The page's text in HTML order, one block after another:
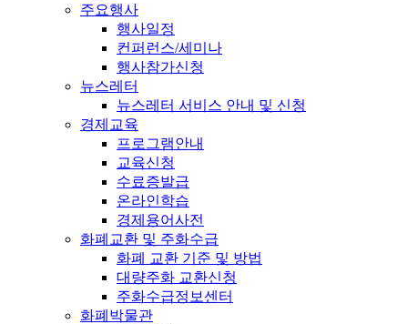
주요행사
행사일정
컨퍼런스/세미나
행사참가신청
뉴스레터
뉴스레터 서비스 안내 및 신청
경제교육
프로그램안내
교육신청
수료증발급
온라인학습
경제용어사전
화폐교환 및 주화수급
화폐 교환 기준 및 방법
대량주화 교환신청
주화수급정보센터
화폐박물관